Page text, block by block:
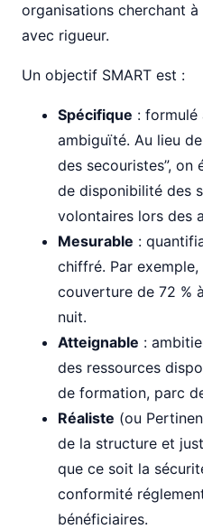
organisations cherchant
avec rigueur.
Un objectif SMART est :
Spécifique : formulé
ambiguïté. Au lieu
des secouristes”, on
de disponibilité des
volontaires lors des
Mesurable :
chiffré. Par exemple,
couverture de 72 %
nuit.
Atteignable :
des ressources
de formation, parc
Réaliste (ou
de la structure et
que ce soit la
conformité
bénéficiaires.